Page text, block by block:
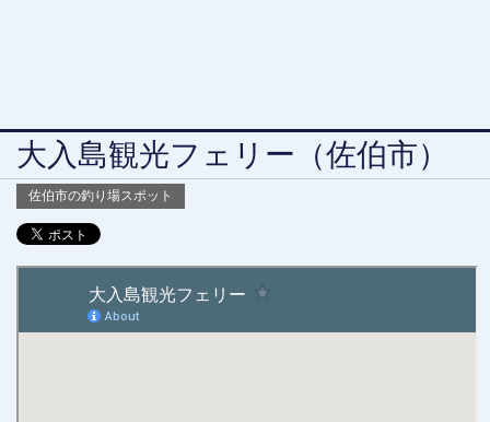
大入島観光フェリー（佐伯市）
佐伯市の釣り場スポット